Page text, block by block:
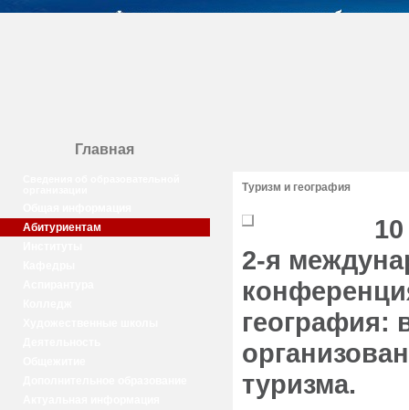
Главная
Абитуриентам
Туризм и география
2-я
география:
туризма.